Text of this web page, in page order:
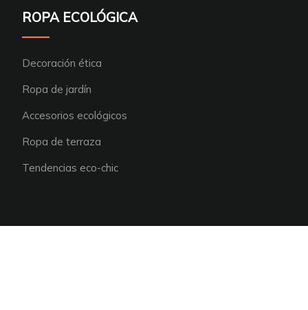
ROPA ECOLÓGICA
Decoración ética
Ropa de jardín
Accesorios ecológicos
Ropa de terraza
Tendencias eco-chic